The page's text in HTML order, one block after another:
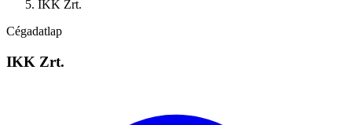
IKK Zrt.
Cégadatlap
IKK Zrt.